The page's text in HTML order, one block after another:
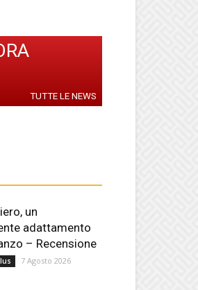
TUTTE LE NEWS
un
adattamento
– Recensione
7 Agosto 2026